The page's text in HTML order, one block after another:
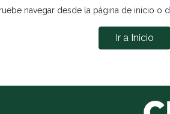
navegar desde la página de inicio o
Ir a Inicio